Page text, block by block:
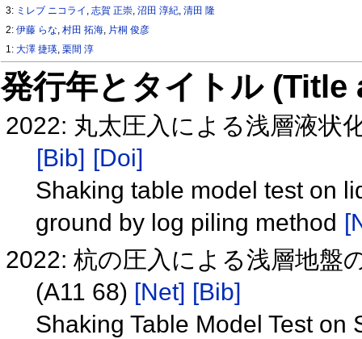
3: ミレブ ニコライ ,志賀 正崇,沼田 淳紀,清田 隆
2:伊藤 らな,村田 拓海, 片桐 俊彦
1:大澤 捷瑛,栗間 淳
発行年とタイトル
2022: 丸太圧入による浅層液状
[Bib] [Doi]
Shaking table model test on
ground by log piling method
2022: 杭の圧入による浅層地盤
(A11 68) [Net] [Bib]
Shaking Table Model Test